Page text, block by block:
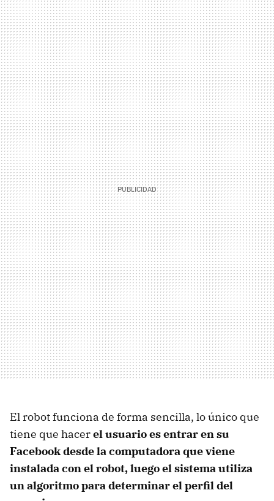
El robot funciona de forma sencilla, lo único que
tiene que hacerel usuario es entrar en su
Facebook desde la computadora que viene
instalada con el robot, luego el sistema utiliza
un algoritmo para determinar el perfil del